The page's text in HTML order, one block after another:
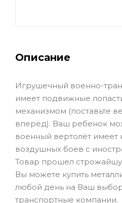
Описание
Игрушечный военно-
имеет подвижные
механизмом (поставьте
вперёд). Ваш ребенок
военный вертолёт
воздушных боев с
Товар прошел
Вы можете купить
любой день на Ваш
транспортные компании.